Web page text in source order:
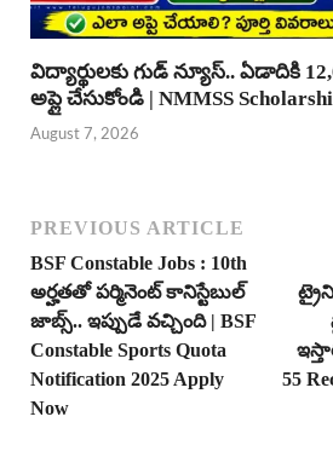
విద్యార్థులకు గుడ్ న్యూస్.. ఏడాదికి
అప్లై చేసుకోండి | NMMSS
August 7, 2026
PREVIOUS ARTICLE
BSF Constable Jobs : 10th
అర్హతతో పర్మినెంట్ కానిస్టేబుల్
జాబ్స్.. ఇప్పుడే వచ్చింది | BSF
Constable Sports Quota
Notification 2025 Apply
Now
55